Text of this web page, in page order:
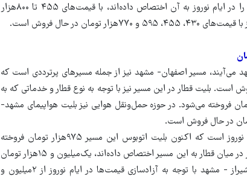
است. بلیت مسیر ریلی کرج-مشهد نیز که قطارهای کمی را در ایام نوروز به آن اختصاص داده‌اند، با قیمت‌های ۴۵۵ تا ۸۰۰هزار
در حال فروش است.
می‌آیند، مسیر اصفهان- مشهد نیز از جمله مسیرهای پرترددی است که
تومان در حال فروش است. بلیت قطار در این مسیر نیز با توجه به نوع قطار و خدماتی که به
از ۸۶۰ هزار تا ۲میلیون و ۳۶۶هزار تومان فروخته می‌شود. در حوزه حمل‌ونقل هوایی نیز بلیت هواپیمای مشهد-
مسیر مشهد-شیراز نیز از جمله مسیرهای پرتردد در ایام نوروز است که اکنون بلیت اتوبوس این مسیر ۹۷۵هزار تومان فروخته
می‌شود. بلیت قطار این مسیر نیز با توجه به اینکه یک روز در میان قطار به این مسیر اختصاص داده‌اند، یک‌میلیون و ۱۵هزار تومان
فروخته شده است. در حوزه هوایی نیز بلیت‌های پرواز شیراز - مشهد با توجه به آزادسازی قیمت‌ها در ایام نوروز از ۲میلیون و
است